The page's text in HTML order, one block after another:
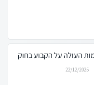
העולה על הקבוע בחוק
22/12/2025